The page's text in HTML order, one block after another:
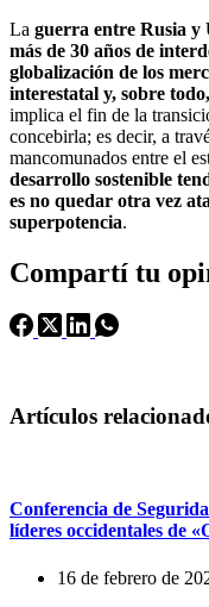
La guerra entre Rusia y
más de 30 años de
globalización de los
interestatal y, sobre
implica el fin de la
concebirla; es decir, a
mancomunados entre el
desarrollo sostenible
es no quedar otra vez
superpotencia.
Compartí tu
Artículos
Conferencia de
líderes occidentales de
16 de febrero de